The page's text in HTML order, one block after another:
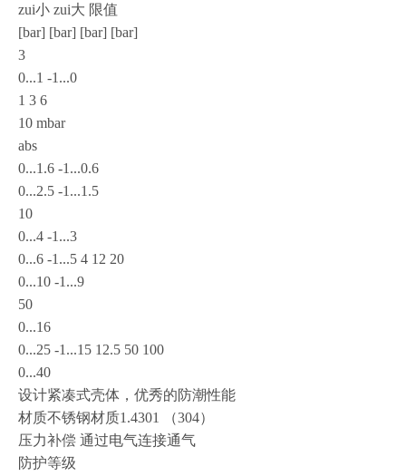
zui小 zui大 限值
[bar] [bar] [bar] [bar]
3
0...1 -1...0
1 3 6
10 mbar
abs
0...1.6 -1...0.6
0...2.5 -1...1.5
10
0...4 -1...3
0...6 -1...5 4 12 20
0...10 -1...9
50
0...16
0...25 -1...15 12.5 50 100
0...40
设计紧凑式壳体，优秀的防潮性能
材质不锈钢材质1.4301 （304）
压力补偿 通过电气连接通气
防护等级